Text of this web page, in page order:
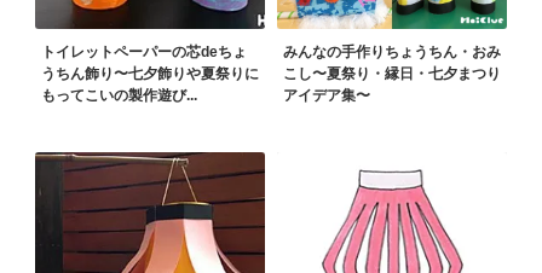
トイレットペーパーの芯deちょ
うちん飾り〜七夕飾りや夏祭りに
もってこいの製作遊び...
みんなの手作りちょうちん・おみ
こし〜夏祭り・縁日・七夕まつり
アイデア集〜